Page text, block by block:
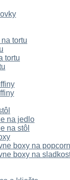
tortu
tortu
na jedlo
na stôl
boxy na popcorn
boxy na